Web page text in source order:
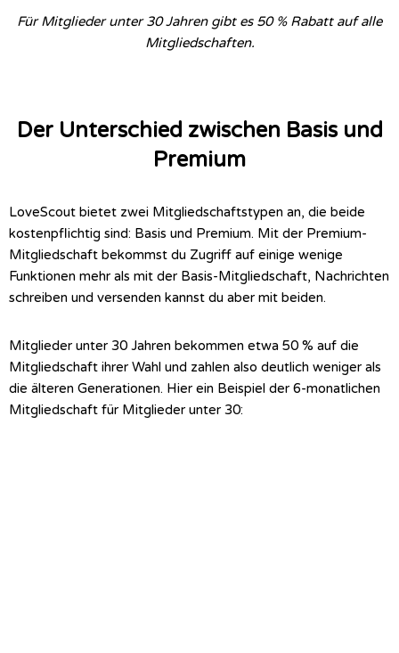
Für Mitglieder unter 30 Jahren gibt es 50 % Rabatt auf alle
Mitgliedschaften.
Der Unterschied zwischen Basis und
Premium
LoveScout bietet zwei Mitgliedschaftstypen an, die beide
kostenpflichtig sind: Basis und Premium. Mit der Premium-
Mitgliedschaft bekommst du Zugriff auf einige wenige
Funktionen mehr als mit der Basis-Mitgliedschaft, Nachrichten
schreiben und versenden kannst du aber mit beiden.
Mitglieder unter 30 Jahren bekommen etwa 50 % auf die
Mitgliedschaft ihrer Wahl und zahlen also deutlich weniger als
die älteren Generationen. Hier ein Beispiel der 6-monatlichen
Mitgliedschaft für Mitglieder unter 30: